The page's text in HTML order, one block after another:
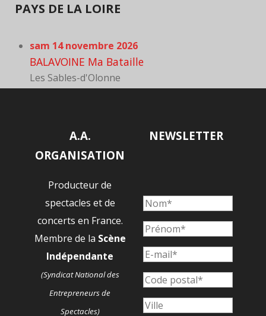
PAYS DE LA LOIRE
sam 14 novembre 2026
BALAVOINE Ma Bataille
Les Sables-d'Olonne
A.A.
ORGANISATION
Producteur de
spectacles et de
concerts en France.
Membre de la Scène
Indépendante
(Syndicat National des
Entrepreneurs de
Spectacles)
NEWSLETTER